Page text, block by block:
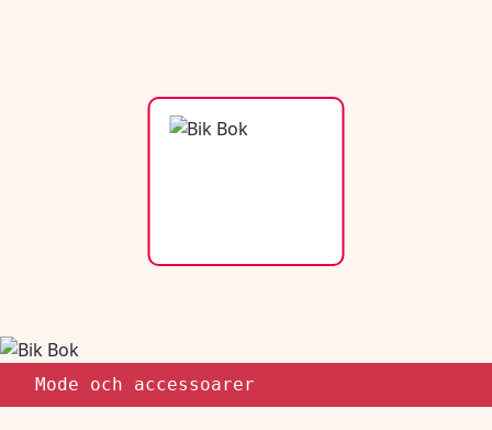
Mode och accessoarer